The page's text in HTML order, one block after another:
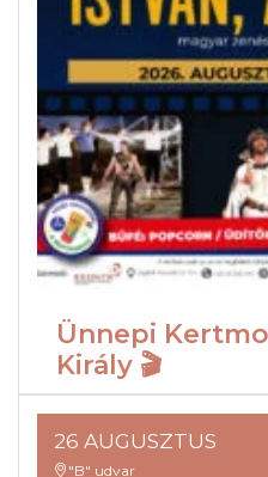
Ünnepi
Király 🎬
26 AUGUSZTUS
"B" udvar